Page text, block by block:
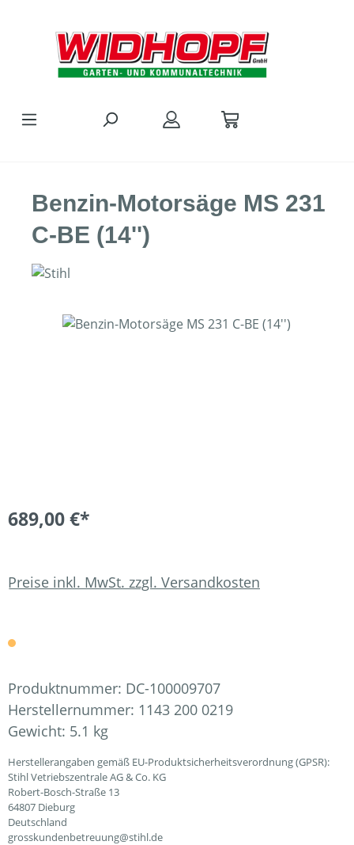
Benzin-Motorsäge MS 231
C-BE (14'')
Bildergalerie überspringen
689,00 €*
Preise inkl. MwSt. zzgl. Versandkosten
Produktnummer: DC-100009707
Herstellernummer: 1143 200 0219
Gewicht: 5.1 kg
Herstellerangaben gemäß EU-Produktsicherheitsverordnung (GPSR):
Stihl Vetriebszentrale AG & Co. KG
Robert-Bosch-Straße 13
64807 Dieburg
Deutschland
grosskundenbetreuung@stihl.de